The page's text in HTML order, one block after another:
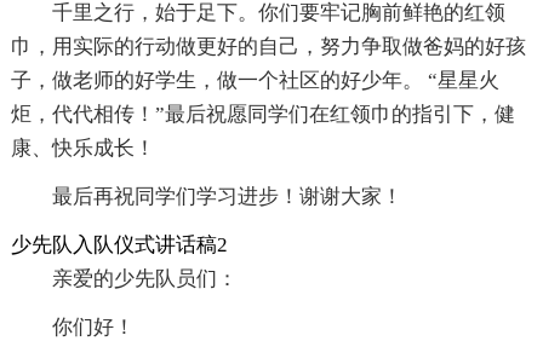
千里之行，始于足下。你们要牢记胸前鲜艳的红领
巾，用实际的行动做更好的自己，努力争取做爸妈的好孩
子，做老师的好学生，做一个社区的好少年。 “星星火
炬，代代相传！”最后祝愿同学们在红领巾的指引下，健
康、快乐成长！
最后再祝同学们学习进步！谢谢大家！
少先队入队仪式讲话稿2
亲爱的少先队员们：
你们好！